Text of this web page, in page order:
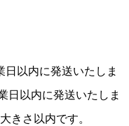
以内に発送いたしま
日以内に発送いたしま
きさ以内です。